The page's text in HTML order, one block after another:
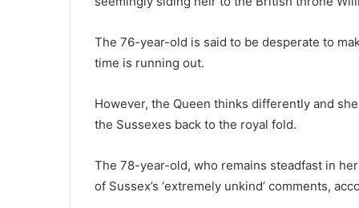
The 76-year-old is said to be desperate to
time is running out.
However, the Queen thinks differently and
the Sussexes back to the royal fold.
The 78-year-old, who remains steadfast in
of Sussex’s ‘extremely unkind’ comments,